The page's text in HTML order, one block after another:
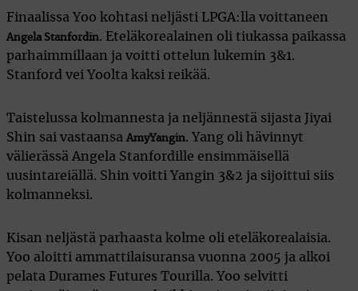
Finaalissa Yoo kohtasi neljästi LPGA:lla voittaneen
Angela Stanfordin. Eteläkorealainen oli tiukassa paikassa
parhaimmillaan ja voitti ottelun lukemin 3&1.
Stanford vei Yoolta kaksi reikää.
Taistelussa kolmannesta ja neljännestä sijasta Jiyai
Shin sai vastaansa AmyYangin. Yang oli hävinnyt
välierässä Angela Stanfordille ensimmäisellä
uusintareiällä. Shin voitti Yangin 3&2 ja sijoittui siis
kolmanneksi.
Kisan neljästä parhaasta kolme oli eteläkorealaisia.
Yoo aloitti ammattilaisuransa vuonna 2005 ja alkoi
pelata Durames Futures Tourilla. Yoo selvitti